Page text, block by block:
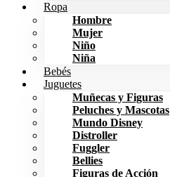
Ropa
Hombre
Mujer
Niño
Niña
Bebés
Juguetes
Muñecas y Figuras
Peluches y Mascotas
Mundo Disney
Distroller
Fuggler
Bellies
Figuras de Acción